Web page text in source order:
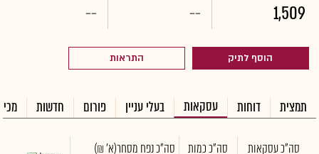
1,509
--
--
הוסף לתיק התראות
תמצית דוחות עסקאות בעלי עניין פורום חדשות
סה"כ עסקאות סה"כ כמות סה"כ נפח מסחר(א' ₪)